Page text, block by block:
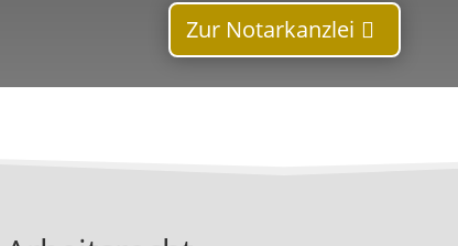
Zur Notarkanzlei